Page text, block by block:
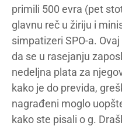
primili 500 evra (pet
glavnu reč u žiriju i
simpatizeri SPO-a.
da se u rasejanju
nedeljna plata za
kako je do previda,
nagrađeni moglo
kako ste pisali o g.